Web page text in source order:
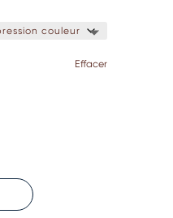
Effacer